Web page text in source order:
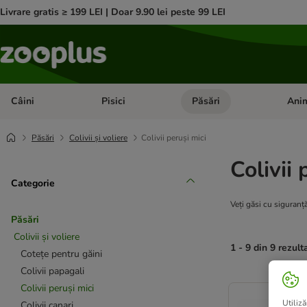
Livrare gratis ≥ 199 LEI | Doar 9.90 lei peste 99 LEI
Câini Deschideți meniul cu categorii: Câini
Pisici Deschideți meniul cu
Păsări
Păsări Colivii și voliere Colivii peruși mici
Categorie
Păsări
Colivii și voliere
Cotețe pentru găini
Colivii papagali
Colivii peruși mici
Colivii
Veți găsi cu
1 - 9 din 9
product items